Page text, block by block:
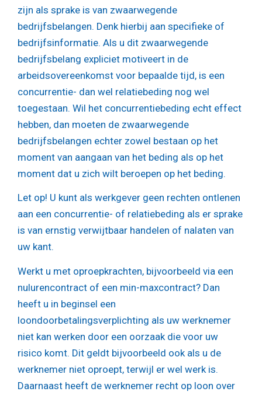
zijn als sprake is van zwaarwegende
bedrijfsbelangen. Denk hierbij aan specifieke of
bedrijfsinformatie. Als u dit zwaarwegende
bedrijfsbelang expliciet motiveert in de
arbeidsovereenkomst voor bepaalde tijd, is een
concurrentie- dan wel relatiebeding nog wel
toegestaan. Wil het concurrentiebeding echt effect
hebben, dan moeten de zwaarwegende
bedrijfsbelangen echter zowel bestaan op het
moment van aangaan van het beding als op het
moment dat u zich wilt beroepen op het beding.
Let op! U kunt als werkgever geen rechten ontlenen
aan een concurrentie- of relatiebeding als er sprake
is van ernstig verwijtbaar handelen of nalaten van
uw kant.
Werkt u met oproepkrachten, bijvoorbeeld via een
nulurencontract of een min-maxcontract? Dan
heeft u in beginsel een
loondoorbetalingsverplichting als uw werknemer
niet kan werken door een oorzaak die voor uw
risico komt. Dit geldt bijvoorbeeld ook als u de
werknemer niet oproept, terwijl er wel werk is.
Daarnaast heeft de werknemer recht op loon over